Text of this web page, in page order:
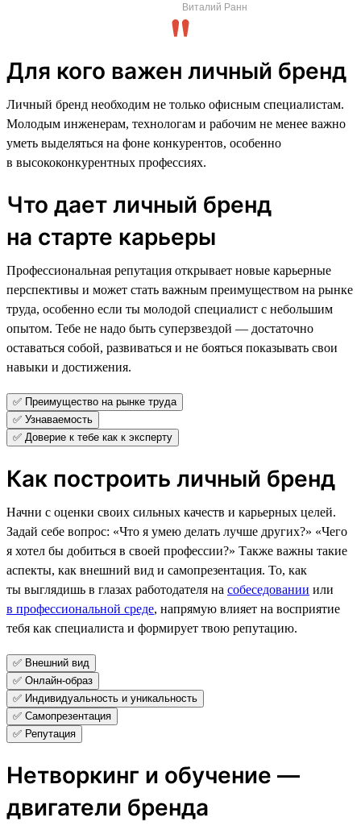
Виталий Ранн
Для кого важен личный бренд
Личный бренд необходим не только офисным специалистам.
Молодым инженерам, технологам и рабочим не менее важно
уметь выделяться на фоне конкурентов, особенно
в высококонкурентных профессиях.
Что дает личный бренд
на старте карьеры
Профессиональная репутация открывает новые карьерные
перспективы и может стать важным преимуществом на рынке
труда, особенно если ты молодой специалист с небольшим
опытом. Тебе не надо быть суперзвездой — достаточно
оставаться собой, развиваться и не бояться показывать свои
навыки и достижения.
✅ Преимущество на рынке труда
✅ Узнаваемость
✅ Доверие к тебе как к эксперту
Как построить личный бренд
Начни с оценки своих сильных качеств и карьерных целей.
Задай себе вопрос: «Что я умею делать лучше других?» «Чего
я хотел бы добиться в своей профессии?» Также важны такие
аспекты, как внешний вид и самопрезентация. То, как
ты выглядишь в глазах работодателя на собеседовании или
в профессиональной среде, напрямую влияет на восприятие
тебя как специалиста и формирует твою репутацию.
✅ Внешний вид
✅ Онлайн-образ
✅ Индивидуальность и уникальность
✅ Самопрезентация
✅ Репутация
Нетворкинг и обучение —
двигатели бренда